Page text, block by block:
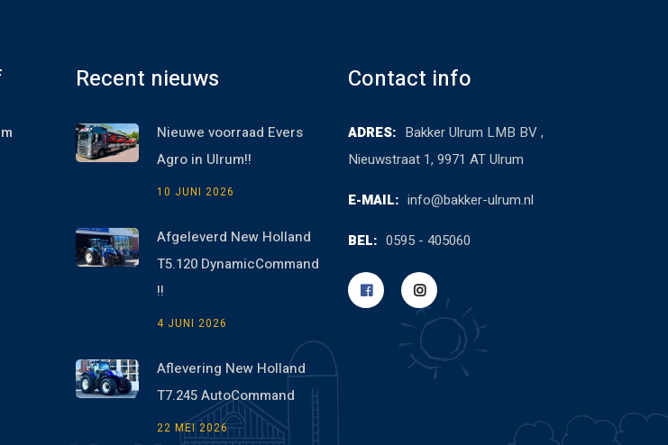
Recent nieuws
Nieuwe voorraad Evers
Agro in Ulrum!!
10 JUNI 2026
Afgeleverd New Holland
T5.120 DynamicCommand
!!
4 JUNI 2026
Aflevering New Holland
T7.245 AutoCommand
22 MEI 2026
Contact info
ADRES: Bakker Ulrum LMB BV ,
Nieuwstraat 1, 9971 AT Ulrum
E-MAIL: info@bakker-ulrum.nl
BEL: 0595 - 405060